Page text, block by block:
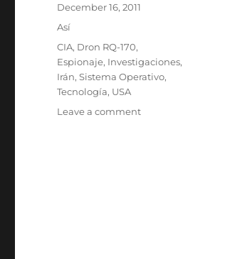
Posted
December 16, 2011
Categories
Así
Tags
CIA, Dron RQ-170,
Espionaje, Investigaciones,
Irán,Sistema Operativo,
Tecnología, USA
Leave a commenton